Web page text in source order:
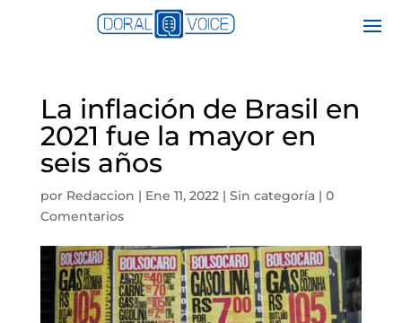
La inflación de Brasil en
2021 fue la mayor en
seis años
por Redaccion | Ene 11, 2022| Sin categoría| 0
Comentarios